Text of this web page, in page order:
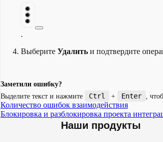
.
Выберите Удалить и подтвердите
Заметили ошибку?
Выделите текст и нажмите
Ctrl + Enter ,
Количество ошибок взаимодействия
Блокировка и разблокировка проекта
Наши продукты